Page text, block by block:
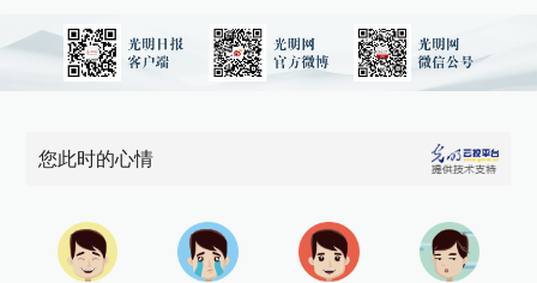
您此时的心情